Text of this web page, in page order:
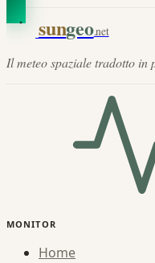
sungeo.net
Il meteo spaziale tradotto
MONITOR
Home